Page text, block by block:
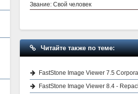
Звание: Свой человек
Читайте также по теме:
FastStone Image Viewer 7.5
FastStone Image Viewer 8.4 -